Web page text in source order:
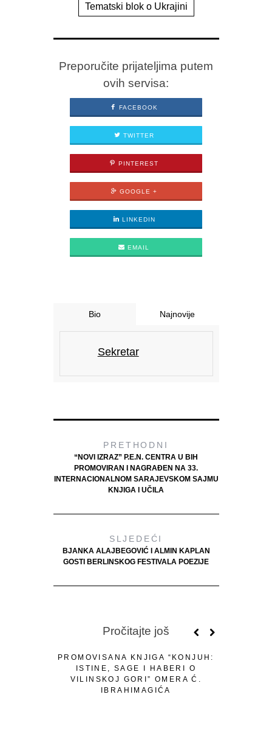
Tematski blok o Ukrajini
Preporučite prijateljima putem
ovih servisa:
FACEBOOK
TWITTER
PINTEREST
GOOGLE +
LINKEDIN
EMAIL
Bio Najnovije
Sekretar
PRETHODNI
“NOVI IZRAZ” P.E.N. CENTRA U BIH
PROMOVIRAN I NAGRAĐEN NA 33.
INTERNACIONALNOM SARAJEVSKOM SAJMU
KNJIGA I UČILA
SLJEDEĆI
BJANKA ALAJBEGOVIĆ I ALMIN KAPLAN
GOSTI BERLINSKOG FESTIVALA POEZIJE
Pročitajte još
PROMOVISANA KNJIGA “KONJUH:
ISTINE, SAGE I HABERI O
VILINSKOJ GORI” OMERA Ć.
IBRAHIMAGIĆA